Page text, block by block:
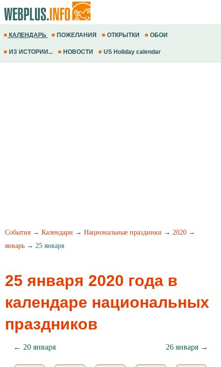
КАЛЕНДАРЬ ПОЖЕЛАНИЯ ОТКРЫТКИ ОБОИ
ИЗ ИСТОРИИ... НОВОСТИ US Holiday calendar
События → Календари → Национальные праздники → 2020 →
январь → 25 января
25 января 2020 года в
календаре национальных
праздников
← 20 января 26 января →